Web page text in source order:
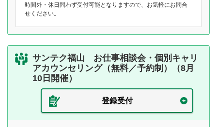
時間外・休日問わず受付可能となりますので、お気軽にお問合
せください。
サンテク福山 お仕事相談会・個別キャリ
アカウンセリング（無料／予約制）（8月
10日開催）
登録受付